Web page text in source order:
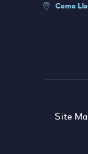
Como
Site